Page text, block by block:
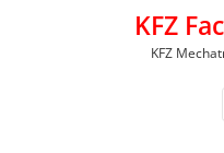
KFZ
KFZ